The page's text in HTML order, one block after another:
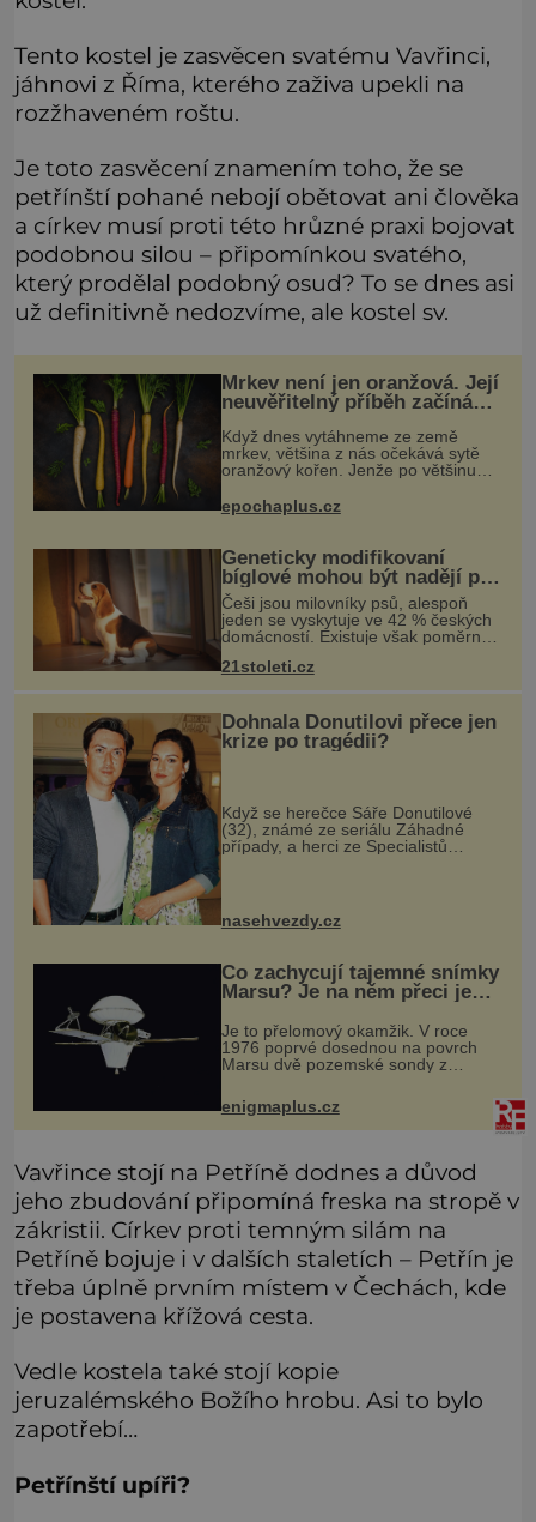
Tento kostel je zasvěcen svatému Vavřinci,
jáhnovi z Říma, kterého zaživa upekli na
rozžhaveném roštu.
Je toto zasvěcení znamením toho, že se
petřínští pohané nebojí obětovat ani člověka
a církev musí proti této hrůzné praxi bojovat
podobnou silou – připomínkou svatého,
který prodělal podobný osud? To se dnes asi
už definitivně nedozvíme, ale kostel sv.
Mrkev není jen oranžová. Její
neuvěřitelný příběh začíná
Když dnes vytáhneme ze země
mrkev, většina z nás očekává sytě
oranžový kořen. Jenže po většinu
možné, jen ne oranžová. Je fialová,
žlutá, bílá, někdy dokonce téměř
epochaplus.cz
Geneticky modifikovaní
bíglové mohou být nadějí pro
alergiky
Češi jsou milovníky psů, alespoň
jeden se vyskytuje ve 42 % českých
domácností. Existuje však poměrně
pořídili, ale nemohou, protože jsou
alergičtí. Jejich imu
21stoleti.cz
Dohnala Donutilovi přece jen
krize po tragédii?
Když se herečce Sáře Donutilové
(32), známé ze seriálu Záhadné
případy, a herci ze Specialistů
nasehvezdy.cz
Co zachycují tajemné snímky
Marsu? Je na něm přeci jen
Je to přelomový okamžik. V roce
1976 poprvé dosednou na povrch
Marsu dvě pozemské sondy z
Viking, které jsou schopny pořídit
fotografie záhadami opředené rudé
planety. V
enigmaplus.cz
Vavřince stojí na Petříně dodnes a důvod
jeho zbudování připomíná freska na stropě v
zákristii. Církev proti temným silám na
Petříně bojuje i v dalších staletích – Petřín je
třeba úplně prvním místem v Čechách, kde
je postavena křížová cesta.
Vedle kostela také stojí kopie
jeruzalémského Božího hrobu. Asi to bylo
zapotřebí…
Petřínští upíři?